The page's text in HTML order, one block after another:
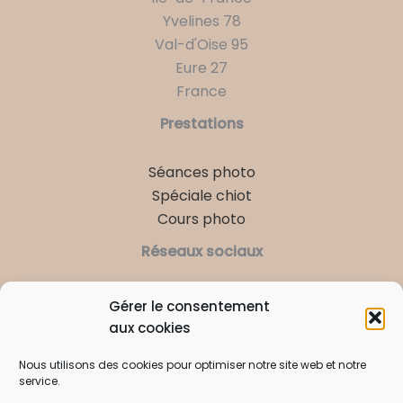
Gérer le consentement
aux cookies
Nous utilisons des cookies pour optimiser notre site web et notre
service.
page
du
produit
Yvelines 78
Val-d'Oise 95
Eure 27
France
Prestations
Séances photo
Spéciale chiot
Cours photo
Réseaux sociaux
Instagram
Facebook
LinkedIn
Contact